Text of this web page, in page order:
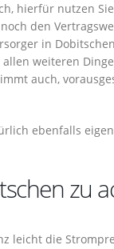
hierfür nutzen
den
in
weiteren
auch,
ebenfalls
zu
leicht die